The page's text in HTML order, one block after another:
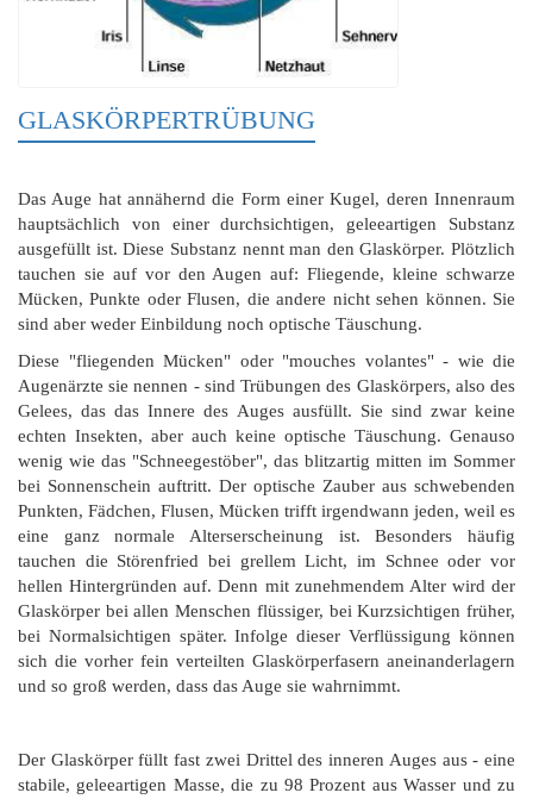
GLASKÖRPERTRÜBUNG
Das Auge hat annähernd die Form einer Kugel, deren Innenraum
hauptsächlich von einer durchsichtigen, geleeartigen Substanz
ausgefüllt ist. Diese Substanz nennt man den Glaskörper. Plötzlich
tauchen sie auf vor den Augen auf: Fliegende, kleine schwarze
Mücken, Punkte oder Flusen, die andere nicht sehen können. Sie
sind aber weder Einbildung noch optische Täuschung.
Diese "fliegenden Mücken" oder "mouches volantes" - wie die
Augenärzte sie nennen - sind Trübungen des Glaskörpers, also des
Gelees, das das Innere des Auges ausfüllt. Sie sind zwar keine
echten Insekten, aber auch keine optische Täuschung. Genauso
wenig wie das "Schneegestöber", das blitzartig mitten im Sommer
bei Sonnenschein auftritt. Der optische Zauber aus schwebenden
Punkten, Fädchen, Flusen, Mücken trifft irgendwann jeden, weil es
eine ganz normale Alterserscheinung ist. Besonders häufig
tauchen die Störenfried bei grellem Licht, im Schnee oder vor
hellen Hintergründen auf. Denn mit zunehmendem Alter wird der
Glaskörper bei allen Menschen flüssiger, bei Kurzsichtigen früher,
bei Normalsichtigen später. Infolge dieser Verflüssigung können
sich die vorher fein verteilten Glaskörperfasern aneinanderlagern
und so groß werden, dass das Auge sie wahrnimmt.
Der Glaskörper füllt fast zwei Drittel des inneren Auges aus - eine
stabile, geleeartigen Masse, die zu 98 Prozent aus Wasser und zu